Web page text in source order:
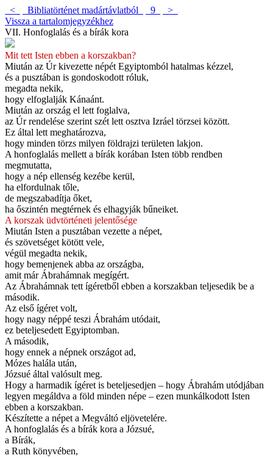
< Bibliatörténet madártávlatból 9
>
Vissza a tartalomjegyzékhez
VII. Honfoglalás és a bírák kora
Mit tett Isten ebben a korszakban?
Miután az Úr kivezette népét Egyiptomból hatalmas kézzel,
és a pusztában is gondoskodott róluk,
megadta nekik,
hogy elfoglalják Kánaánt.
Miután az ország el lett foglalva,
az Úr rendelése szerint szét lett osztva Izráel törzsei között.
Ez által lett meghatározva,
hogy minden törzs milyen földrajzi területen lakjon.
A honfoglalás mellett a bírák korában Isten több rendben
megmutatta,
hogy a nép ellenség kezébe kerül,
ha elfordulnak tőle,
de megszabadítja őket,
ha őszintén megtérnek és elhagyják bűneiket.
A korszak üdvtörténeti jelentősége
Miután Isten a pusztában vezette a népet,
és szövetséget kötött vele,
végül megadta nekik,
hogy bemenjenek abba az országba,
amit már Ábrahámnak megígért.
Az Ábrahámnak tett ígéretből ebben a korszakban teljesedik be a
második.
Az első ígéret volt,
hogy nagy néppé teszi Ábrahám utódait,
ez beteljesedett Egyiptomban.
A második,
hogy ennek a népnek országot ad,
Mózes halála után,
Józsué által valósult meg.
Hogy a harmadik ígéret is beteljesedjen – hogy Ábrahám utódjában
legyen megáldva a föld minden népe – ezen munkálkodott Isten
ebben a korszakban.
Készítette a népet a Megváltó eljövetelére.
A honfoglalás és a bírák kora a Józsué,
a Bírák,
a Ruth könyvében,